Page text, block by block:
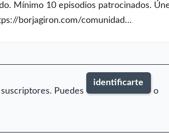
Mínimo 10 episodios patrocinados.
borjagiron.com/comunidad…
Puedes
identificarte
o